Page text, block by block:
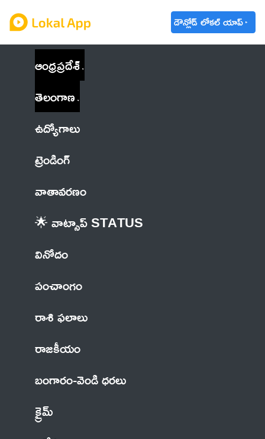
డౌన్లోడ్ లోకల్ యాప్
ఆంధ్రప్రదేశ్
తెలంగాణ
ఉద్యోగాలు
ట్రెండింగ్
వాతావరణం
🌟 వాట్సాప్ STATUS
వినోదం
పంచాంగం
రాశి ఫలాలు
రాజకీయం
బంగారం-వెండి ధరలు
క్రైమ్